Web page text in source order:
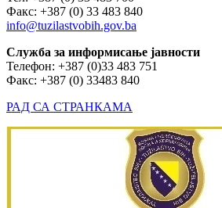
Факс: +387 (0) 33 483 840
info@tuzilastvobih.gov.ba
Служба за информисање јавности
Телефон: +387 (0)33 483 751
Факс: +387 (0) 33483 840
РАД СА СТРАНКАМА